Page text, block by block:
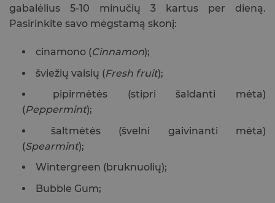
gabalėlius 5-10 minučių 3 kartus per dieną.
Pasirinkite savo mėgstamą skonį:
cinamono (Cinnamon);
šviežių vaisių (Fresh fruit);
pipirmėtės (stipri šaldanti mėta)
(Peppermint);
šaltmėtės (švelni gaivinanti mėta)
(Spearmint);
Wintergreen (bruknuolių);
Bubble Gum;